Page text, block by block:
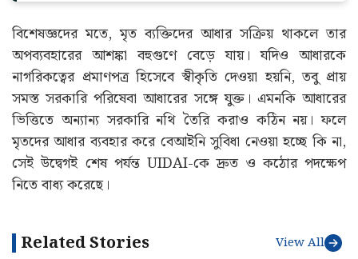
বিশেষজ্ঞদের মতে, মৃত ব্যক্তিদের আধার সক্রিয় থাকলে তার
অপব্যবহারের আশঙ্কা বহুগুণে বেড়ে যায়। যদিও আধারকে
নাগরিকত্বের প্রমাণপত্র হিসেবে স্বীকৃতি দেওয়া হয়নি, তবু প্রায়
সমস্ত সরকারি পরিষেবা আধারের সঙ্গে যুক্ত। এমনকি আধারের
ভিত্তিতে অন্যান্য সরকারি নথি তৈরি করাও কঠিন নয়। ফলে
মৃতদের আধার ব্যবহার করে বেআইনি সুবিধা নেওয়া হচ্ছে কি না,
সেই উদ্বেগই শেষ পর্যন্ত UIDAI-কে দ্রুত ও কঠোর পদক্ষেপ
নিতে বাধ্য করেছে।
Related Stories View All